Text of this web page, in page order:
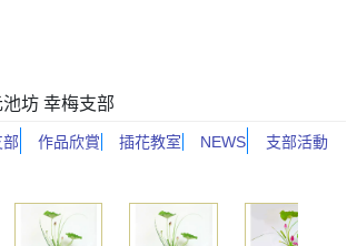
坊 幸梅支部
作品欣賞 插花教室 NEWS 支部活動